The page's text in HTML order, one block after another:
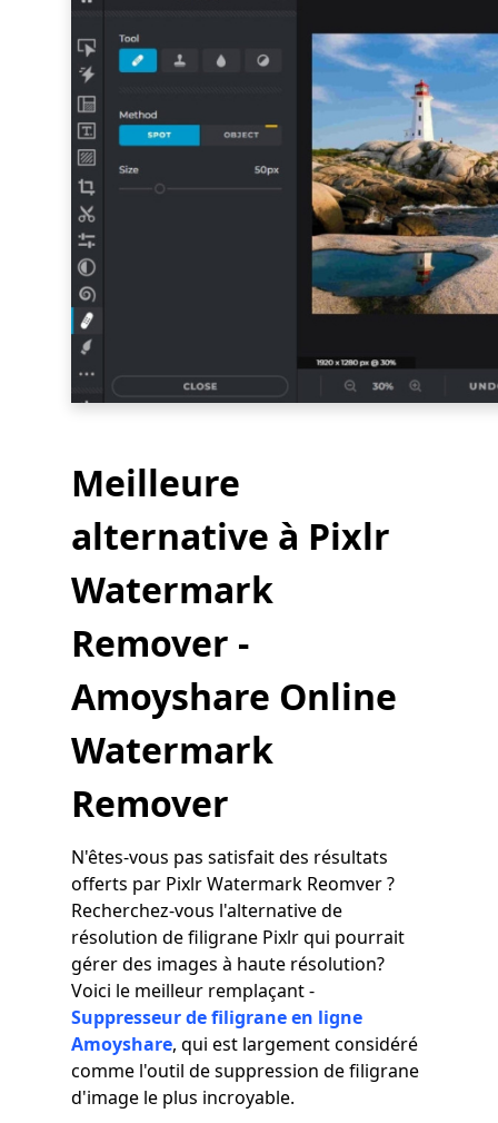
Meilleure
alternative à Pixlr
Watermark
Remover -
Amoyshare Online
Watermark
Remover
N'êtes-vous pas satisfait des résultats
offerts par Pixlr Watermark Reomver ?
Recherchez-vous l'alternative de
résolution de filigrane Pixlr qui pourrait
gérer des images à haute résolution?
Voici le meilleur remplaçant -
Suppresseur de filigrane en ligne
Amoyshare, qui est largement considéré
comme l'outil de suppression de filigrane
d'image le plus incroyable.